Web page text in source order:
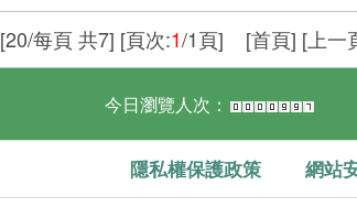
[20/每頁 共7] [頁次:1/1頁] [首頁] [上一
今日瀏覽人次：
隱私權保護政策 網站